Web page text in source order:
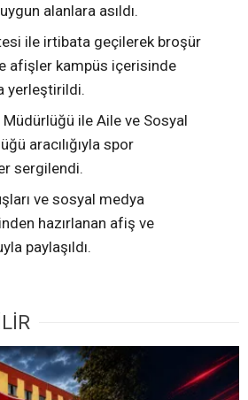
alanlara asıldı.
ile irtibata geçilerek broşür
ve afişler kampüs içerisinde
yerleştirildi.
ile Aile ve Sosyal
aracılığıyla spor
sergilendi.
ve sosyal medya
hazırlanan afiş ve
paylaşıldı.